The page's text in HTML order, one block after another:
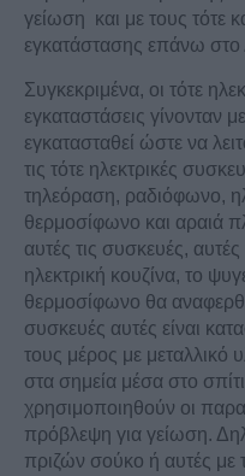
γείωση και με τους τότε
εγκατάστασης επάνω
Συγκεκριμένα, οι τότε
εγκαταστάσεις γίνονταν
εγκατασταθεί ώστε να
τις τότε ηλεκτρικές
τηλεόραση, ραδιόφωνο,
θερμοσίφωνο και αραιά
αυτές τις συσκευές,
ηλεκτρική κουζίνα, το
θερμοσίφωνο θα
συσκευές αυτές είναι
τους μέρος με μεταλλικό
στα σημεία μέσα στο
χρησιμοποιηθούν οι
πρόβλεψη για γείωση.
πριζών σούκο ή αυτές με